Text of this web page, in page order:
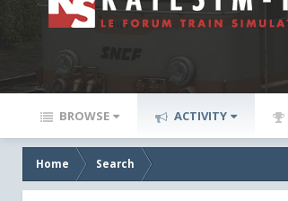
BROWSE ACTIVITY
Home Search